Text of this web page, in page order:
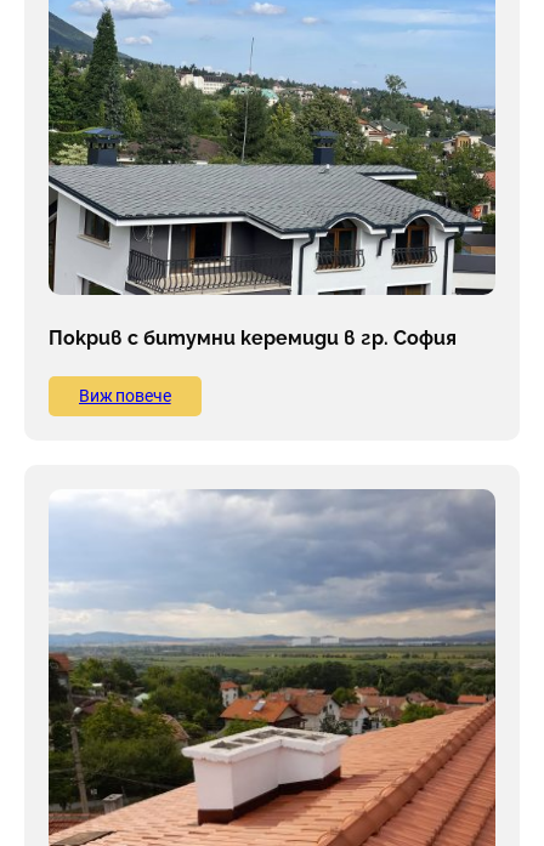
Покрив с битумни керемиди в гр. София
Виж повече